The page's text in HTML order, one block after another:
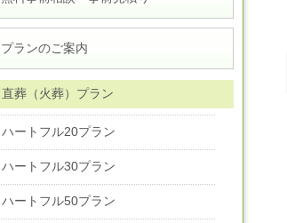
プランのご案内
直葬（火葬）プラン
ハートフル20プラン
ハートフル30プラン
ハートフル50プラン